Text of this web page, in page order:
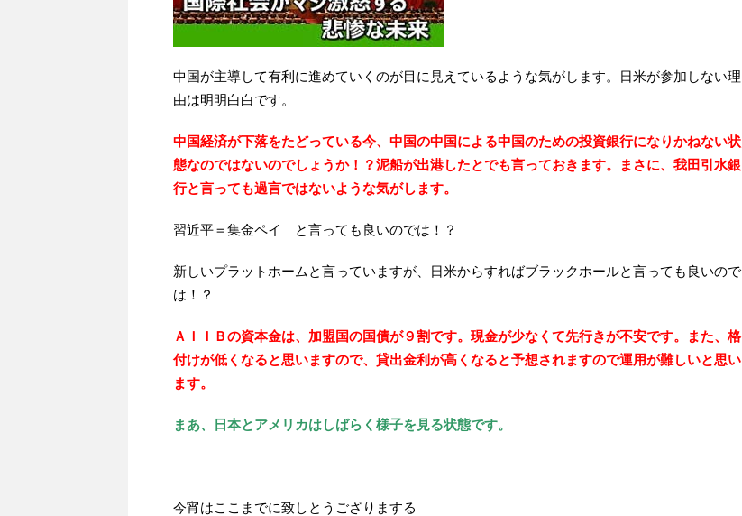
中国が主導して有利に進めていくのが目に見えているような気がします。日米が参加しない理
由は明明白白です。
中国経済が下落をたどっている今、中国の中国による中国のための投資銀行になりかねない状
態なのではないのでしょうか！？泥船が出港したとでも言っておきます。まさに、我田引水銀
行と言っても過言ではないような気がします。
習近平＝集金ペイ と言っても良いのでは！？
新しいプラットホームと言っていますが、日米からすればブラックホールと言っても良いので
は！？
ＡＩＩＢの資本金は、加盟国の国債が９割です。現金が少なくて先行きが不安です。また、格
付けが低くなると思いますので、貸出金利が高くなると予想されますので運用が難しいと思い
ます。
まあ、日本とアメリカはしばらく様子を見る状態です。
今宵はここまでに致しとうござりまする